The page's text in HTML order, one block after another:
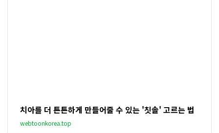
치아를 더 튼튼하게 만들어줄 수 있는 '칫솔' 고르는 법
webtoonkorea.top